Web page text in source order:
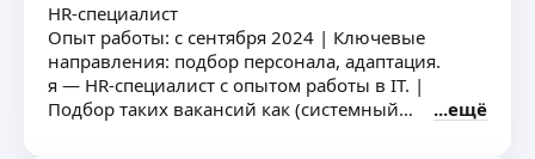
HR-специалист
Опыт работы: с сентября 2024 | Ключевые
направления: подбор персонала, адаптация.
я — HR-специалист с опытом работы в IT. |
Подбор таких вакансий как (системный
ещё